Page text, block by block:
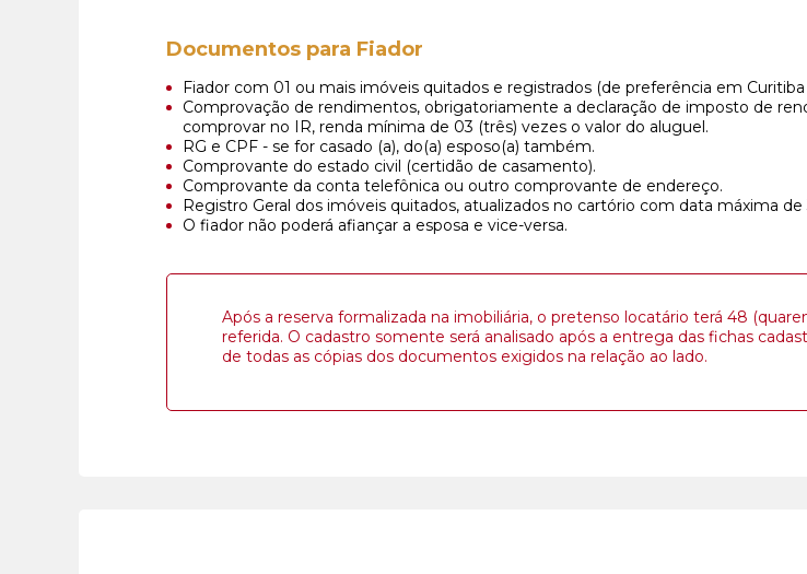
Documentos para Fiador
Fiador com 01 ou mais imóveis quitados e registrados (de preferência em
Comprovação de rendimentos, obrigatoriamente a declaração de imposto de
comprovar no IR, renda mínima de 03 (três) vezes o valor do aluguel.
RG e CPF - se for casado (a), do(a) esposo(a) também.
Comprovante do estado civil (certidão de casamento).
Comprovante da conta telefônica ou outro comprovante de endereço.
Registro Geral dos imóveis quitados, atualizados no cartório com data máxima de
O fiador não poderá afiançar a esposa e vice-versa.
Após a reserva formalizada na imobiliária, o pretenso locatário terá 48
referida. O cadastro somente será analisado após a entrega das fichas
de todas as cópias dos documentos exigidos na relação ao lado.